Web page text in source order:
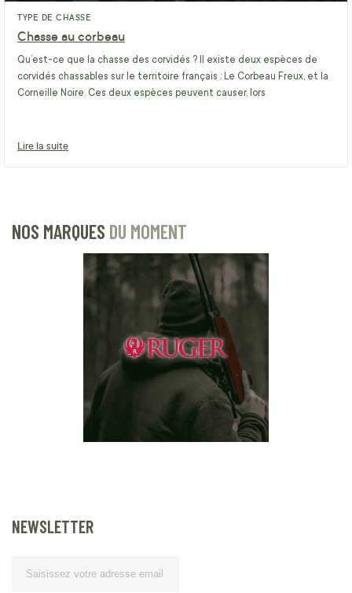
TYPE DE CHASSE
Chasse au corbeau
Qu’est-ce que la chasse des corvidés ? Il existe deux espèces de
corvidés chassables sur le territoire français : Le Corbeau Freux, et la
Corneille Noire. Ces deux espèces peuvent causer, lors
Lire la suite
NOS MARQUES DU MOMENT
NEWSLETTER